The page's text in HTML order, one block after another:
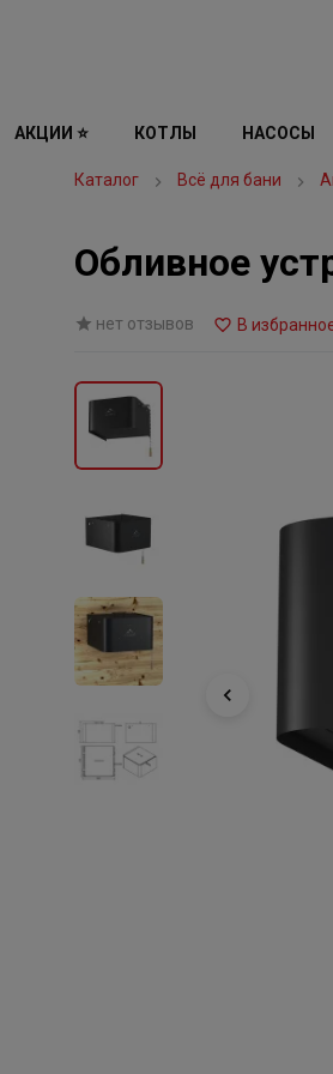
АКЦИИ ⭐ КОТЛЫ НАСОСЫ
Каталог Всё для бани
Обливное
нет отзывов В